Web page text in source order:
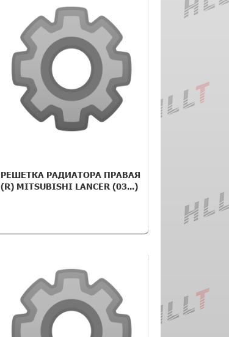
РЕШЕТКА РАДИАТОРА ПРАВАЯ
(R) MITSUBISHI LANCER (03...)